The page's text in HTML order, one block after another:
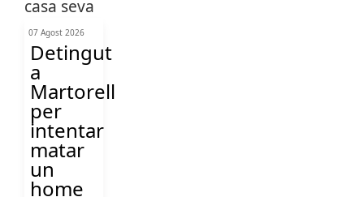
07 Agost 2026
Detingut
a
Martorell
per
intentar
matar
un
home